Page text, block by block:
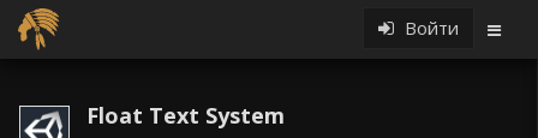
Войти
Float Text System